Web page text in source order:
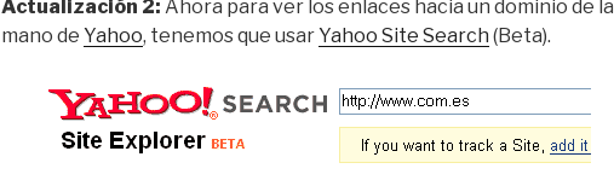
Actualización 2: Ahora para ver los enlaces hacia un dominio de la
mano de Yahoo, tenemos que usarYahoo Site Search (Beta).